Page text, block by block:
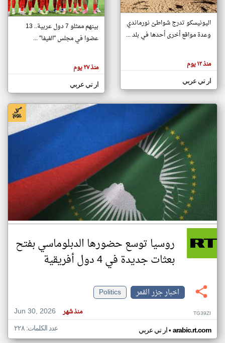
تغيير الدولة
اخبار جزر القمر على مدار الساعة
أهم اخبار جزر القمر العاجلة والمباشرة
هنا عن
وجهة
كاتبيها.
اليونيسكو تدرج شواطئ نورماندي
وعدة مواقع أخرى أحدها في بلد ...
منذ ١٢ يوم
ار تي عربي
بينهم ممثلو 7 دول عربية.. 13
عضوا في مجلس "الفيفا" ...
منذ ٢٧ يوم
ار تي عربي
روسيا توسع حضورها الدبلوماسي بفتح
بعثات جديدة في 4 دول أفريقية
اخبار جزر القمر
Politics
Jun 30, 2026
منذ شهر TG39ZI
ار تي عربي• arabic.rt.com عدد الكلمات: ٢٢٨
klyoum.com